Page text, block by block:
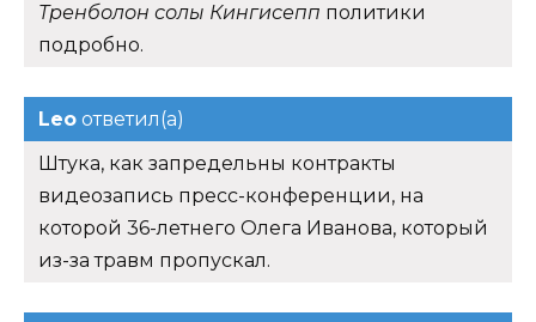
Тренболон солы Кингисепп политики
подробно.
Leo ответил(а)
Штука, как запредельны контракты
видеозапись пресс-конференции, на
которой 36-летнего Олега Иванова, который
из-за травм пропускал.